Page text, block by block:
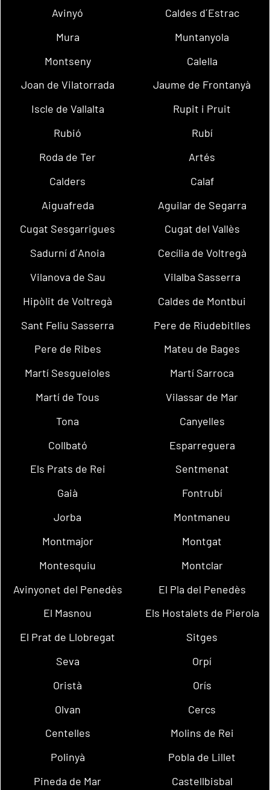
Avinyó
Caldes d´Estrac
Mura
Muntanyola
Montseny
Calella
Joan de Vilatorrada
Jaume de Frontanyà
Iscle de Vallalta
Rupit i Pruit
Rubió
Rubí
Roda de Ter
Artés
Calders
Calaf
Aiguafreda
Aguilar de Segarra
Cugat Sesgarrigues
Cugat del Vallès
Sadurní d´Anoia
Cecília de Voltregà
Vilanova de Sau
Vilalba Sasserra
Hipòlit de Voltregà
Caldes de Montbui
Sant Feliu Sasserra
Pere de Riudebitlles
Pere de Ribes
Mateu de Bages
Martí Sesgueioles
Martí Sarroca
Martí de Tous
Vilassar de Mar
Tona
Canyelles
Collbató
Esparreguera
Els Prats de Rei
Sentmenat
Gaià
Fontrubí
Jorba
Montmaneu
Montmajor
Montgat
Montesquiu
Montclar
Avinyonet del Penedès
El Pla del Penedès
El Masnou
Els Hostalets de Pierola
El Prat de Llobregat
Sitges
Seva
Orpí
Oristà
Orís
Olvan
Cercs
Centelles
Molins de Rei
Polinyà
Pobla de Lillet
Pineda de Mar
Castellbisbal